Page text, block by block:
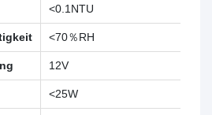
<0.1NTU
<70％RH
12V
<25W